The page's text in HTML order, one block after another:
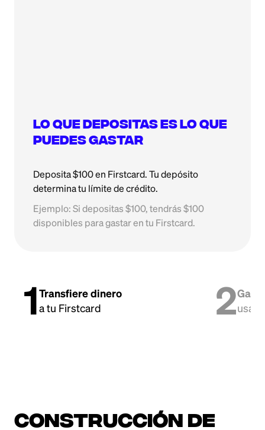
1 Transfiere dinero
a tu Firstcard 2
Lo que depositas es lo que
puedes gastar
Deposita $100 en Firstcard. Tu depósito
determina tu límite de crédito.
Ejemplo: Si depositas $100, tendrás $100
disponibles para gastar en tu Firstcard.
Construcción de